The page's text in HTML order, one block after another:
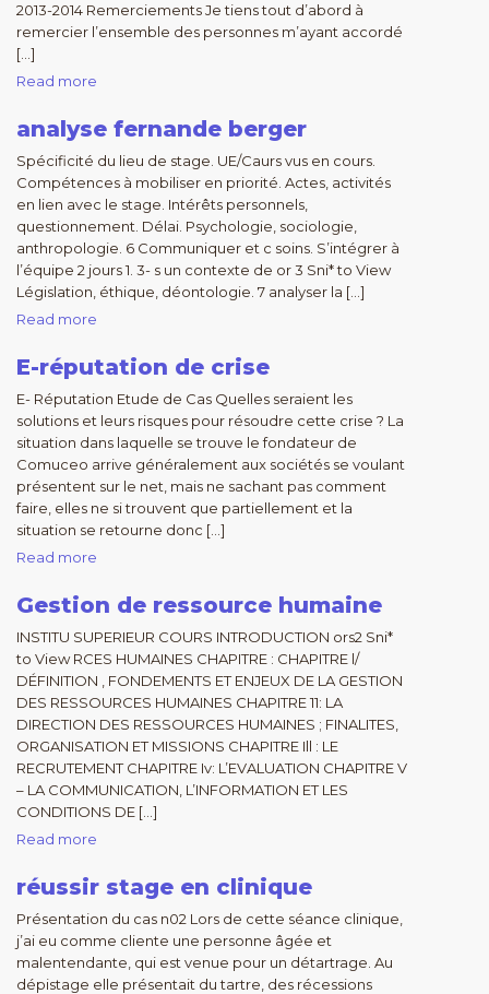
2013-2014 Remerciements Je tiens tout d’abord à
remercier l’ensemble des personnes m’ayant accordé
[…]
Read more
analyse fernande berger
Spécificité du lieu de stage. UE/Caurs vus en cours.
Compétences à mobiliser en priorité. Actes, activités
en lien avec le stage. Intérêts personnels,
questionnement. Délai. Psychologie, sociologie,
anthropologie. 6 Communiquer et c soins. S’intégrer à
l’équipe 2 jours 1. 3- s un contexte de or 3 Sni* to View
Législation, éthique, déontologie. 7 analyser la […]
Read more
E-réputation de crise
E- Réputation Etude de Cas Quelles seraient les
solutions et leurs risques pour résoudre cette crise ? La
situation dans laquelle se trouve le fondateur de
Comuceo arrive généralement aux sociétés se voulant
présentent sur le net, mais ne sachant pas comment
faire, elles ne si trouvent que partiellement et la
situation se retourne donc […]
Read more
Gestion de ressource humaine
INSTITU SUPERIEUR COURS INTRODUCTION ors2 Sni*
to View RCES HUMAINES CHAPITRE : CHAPITRE l/
DÉFINITION , FONDEMENTS ET ENJEUX DE LA GESTION
DES RESSOURCES HUMAINES CHAPITRE 11: LA
DIRECTION DES RESSOURCES HUMAINES ; FINALITES,
ORGANISATION ET MISSIONS CHAPITRE Ill : LE
RECRUTEMENT CHAPITRE Iv: L’EVALUATION CHAPITRE V
– LA COMMUNICATION, L’INFORMATION ET LES
CONDITIONS DE […]
Read more
réussir stage en clinique
Présentation du cas n02 Lors de cette séance clinique,
j’ai eu comme cliente une personne âgée et
malentendante, qui est venue pour un détartrage. Au
dépistage elle présentait du tartre, des récessions